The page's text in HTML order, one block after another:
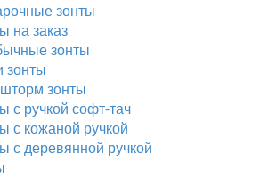
зонты
на заказ
зонты
зонты
зонты
с ручкой софт-тач
с кожаной ручкой
с деревянной ручкой